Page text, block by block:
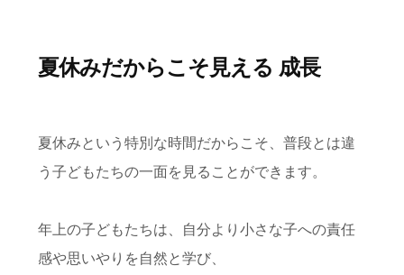
夏休みだからこそ見える 成長
夏休みという特別な時間だからこそ、普段とは違
う子どもたちの一面を見ることができます。
年上の子どもたちは、自分より小さな子への責任
感や思いやりを自然と学び、